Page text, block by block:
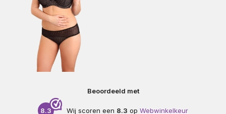
Beoordeeld met
8.3 Wij scoren een 8.3 op Webwinkelkeur